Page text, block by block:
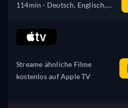
114min - Deutsch, Englisch,
Italienisch, Japanisch,
Portugiesisch
Streame ähnliche Filme
kostenlos auf Apple TV